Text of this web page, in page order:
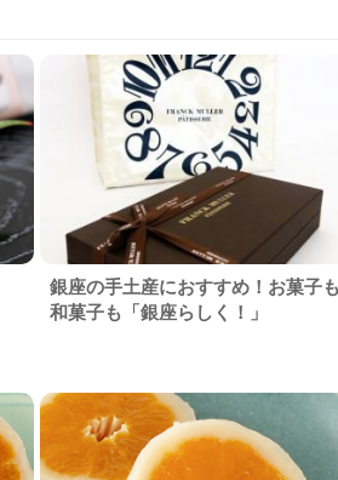
銀座の手土産におすすめ！お菓子
和菓子も「銀座らしく！」